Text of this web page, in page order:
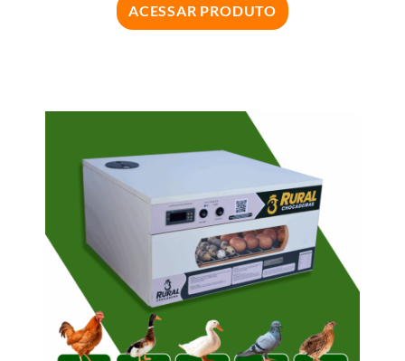
ACESSAR PRODUTO